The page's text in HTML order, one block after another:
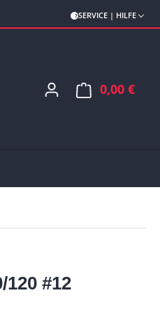
SERVICE | HILFE
0,00 €
#12